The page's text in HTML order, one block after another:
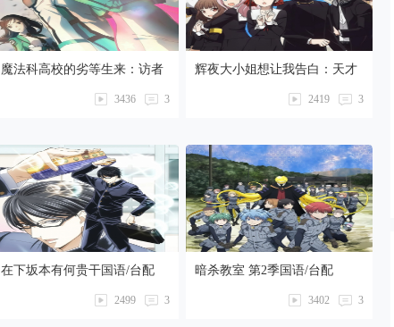
魔法科高校的劣等生来：访者
3
3436
辉夜大小姐想让我告白：天才
台配 1080P【1-12话全】卡通
3
2419
在下坂本有何贵干国语/台配
3
2499
暗杀教室 第2季国语/台配
3
3402